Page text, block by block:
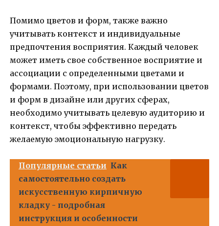
Помимо цветов и форм, также важно
учитывать контекст и индивидуальные
предпочтения восприятия. Каждый человек
может иметь свое собственное восприятие и
ассоциации с определенными цветами и
формами. Поэтому, при использовании цветов
и форм в дизайне или других сферах,
необходимо учитывать целевую аудиторию и
контекст, чтобы эффективно передать
желаемую эмоциональную нагрузку.
Популярные статьи Как
самостоятельно создать
искусственную кирпичную
кладку - подробная
инструкция и особенности